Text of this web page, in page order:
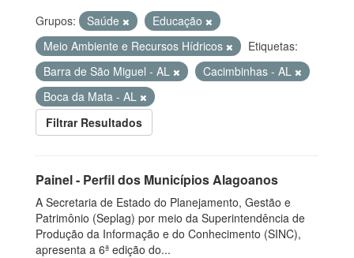
Grupos: Saúde
Educação
Meio Ambiente e Recursos Hídricos
Etiquetas:
Barra de São Miguel - AL
Cacimbinhas - AL
Boca da Mata - AL
Filtrar Resultados
Painel - Perfil dos Municípios Alagoanos
A Secretaria de Estado do Planejamento, Gestão e
Patrimônio (Seplag) por meio da Superintendência de
Produção da Informação e do Conhecimento (SINC),
apresenta a 6ª edição do...